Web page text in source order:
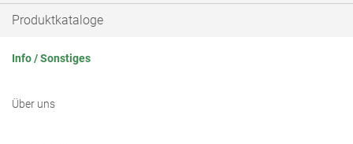
Produktkataloge
Info / Sonstiges
Über uns